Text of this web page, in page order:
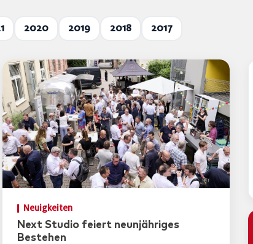
2020 2019 2018 2017
Neuigkeiten
Next Studio feiert neunjähriges
Bestehen